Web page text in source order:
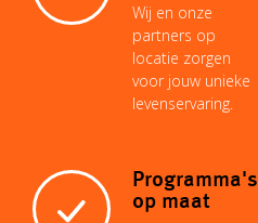
Wij en onze
partners op
locatie zorgen
voor jouw unieke
levenservaring.
Programma's
op maat